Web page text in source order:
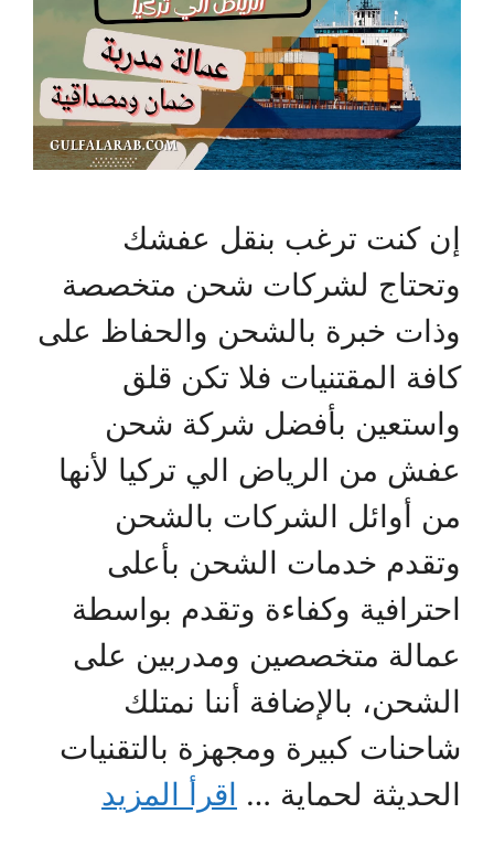
إن كنت ترغب بنقل عفشك
وتحتاج لشركات شحن متخصصة
وذات خبرة بالشحن والحفاظ على
كافة المقتنيات فلا تكن قلق
واستعين بأفضل شركة شحن
عفش من الرياض الي تركيا لأنها
من أوائل الشركات بالشحن
وتقدم خدمات الشحن بأعلى
احترافية وكفاءة وتقدم بواسطة
عمالة متخصصين ومدربين على
الشحن، بالإضافة أننا نمتلك
شاحنات كبيرة ومجهزة بالتقنيات
الحديثة لحماية … اقرأ المزيد